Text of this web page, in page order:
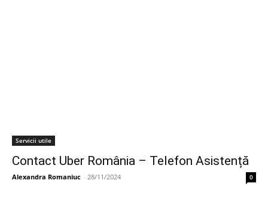
Servicii utile
Contact Uber România – Telefon Asistență
Alexandra Romaniuc - 28/11/2024 0